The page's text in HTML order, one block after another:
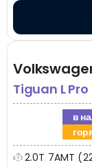
Tiguan L Pro
в
2.0T 7AMT